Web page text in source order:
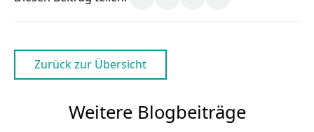
Zurück zur Übersicht
Weitere Blogbeiträge